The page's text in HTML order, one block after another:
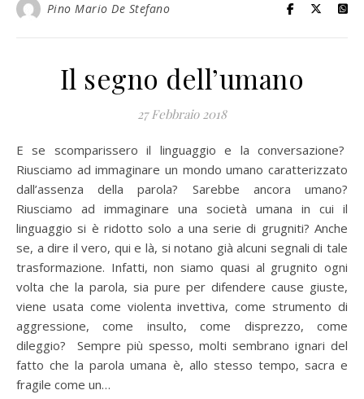
Pino Mario De Stefano
Il segno dell’umano
27 Febbraio 2018
E se scomparissero il linguaggio e la conversazione?
Riusciamo ad immaginare un mondo umano caratterizzato
dall’assenza della parola? Sarebbe ancora umano?
Riusciamo ad immaginare una società umana in cui il
linguaggio si è ridotto solo a una serie di grugniti? Anche
se, a dire il vero, qui e là, si notano già alcuni segnali di tale
trasformazione. Infatti, non siamo quasi al grugnito ogni
volta che la parola, sia pure per difendere cause giuste,
viene usata come violenta invettiva, come strumento di
aggressione, come insulto, come disprezzo, come
dileggio? Sempre più spesso, molti sembrano ignari del
fatto che la parola umana è, allo stesso tempo, sacra e
fragile come un…